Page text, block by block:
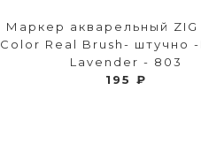
Маркер акварельный ZIG
Color Real Brush- штучно -
Lavender - 803
195 ₽